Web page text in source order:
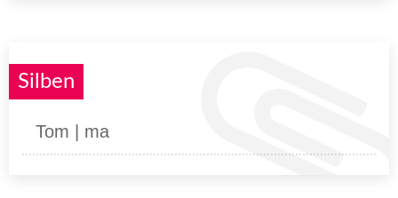
Silben
Tom | ma